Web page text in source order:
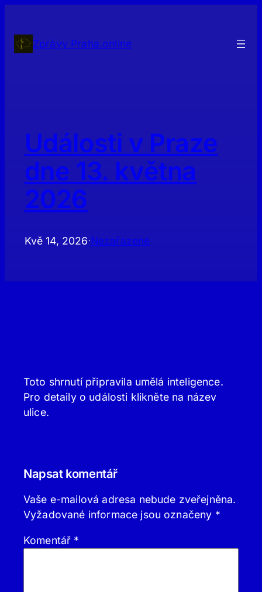
obsahZprávy Praha.online
Události v Praze
dne 13. května
2026
Kvě 14, 2026 ·Nezařazené
Toto shrnutí připravila umělá inteligence.
Pro detaily o události klikněte na název
ulice.
Napsat komentář
Vaše e-mailová adresa nebude zveřejněna.
Vyžadované informace jsou označeny *
Komentář *